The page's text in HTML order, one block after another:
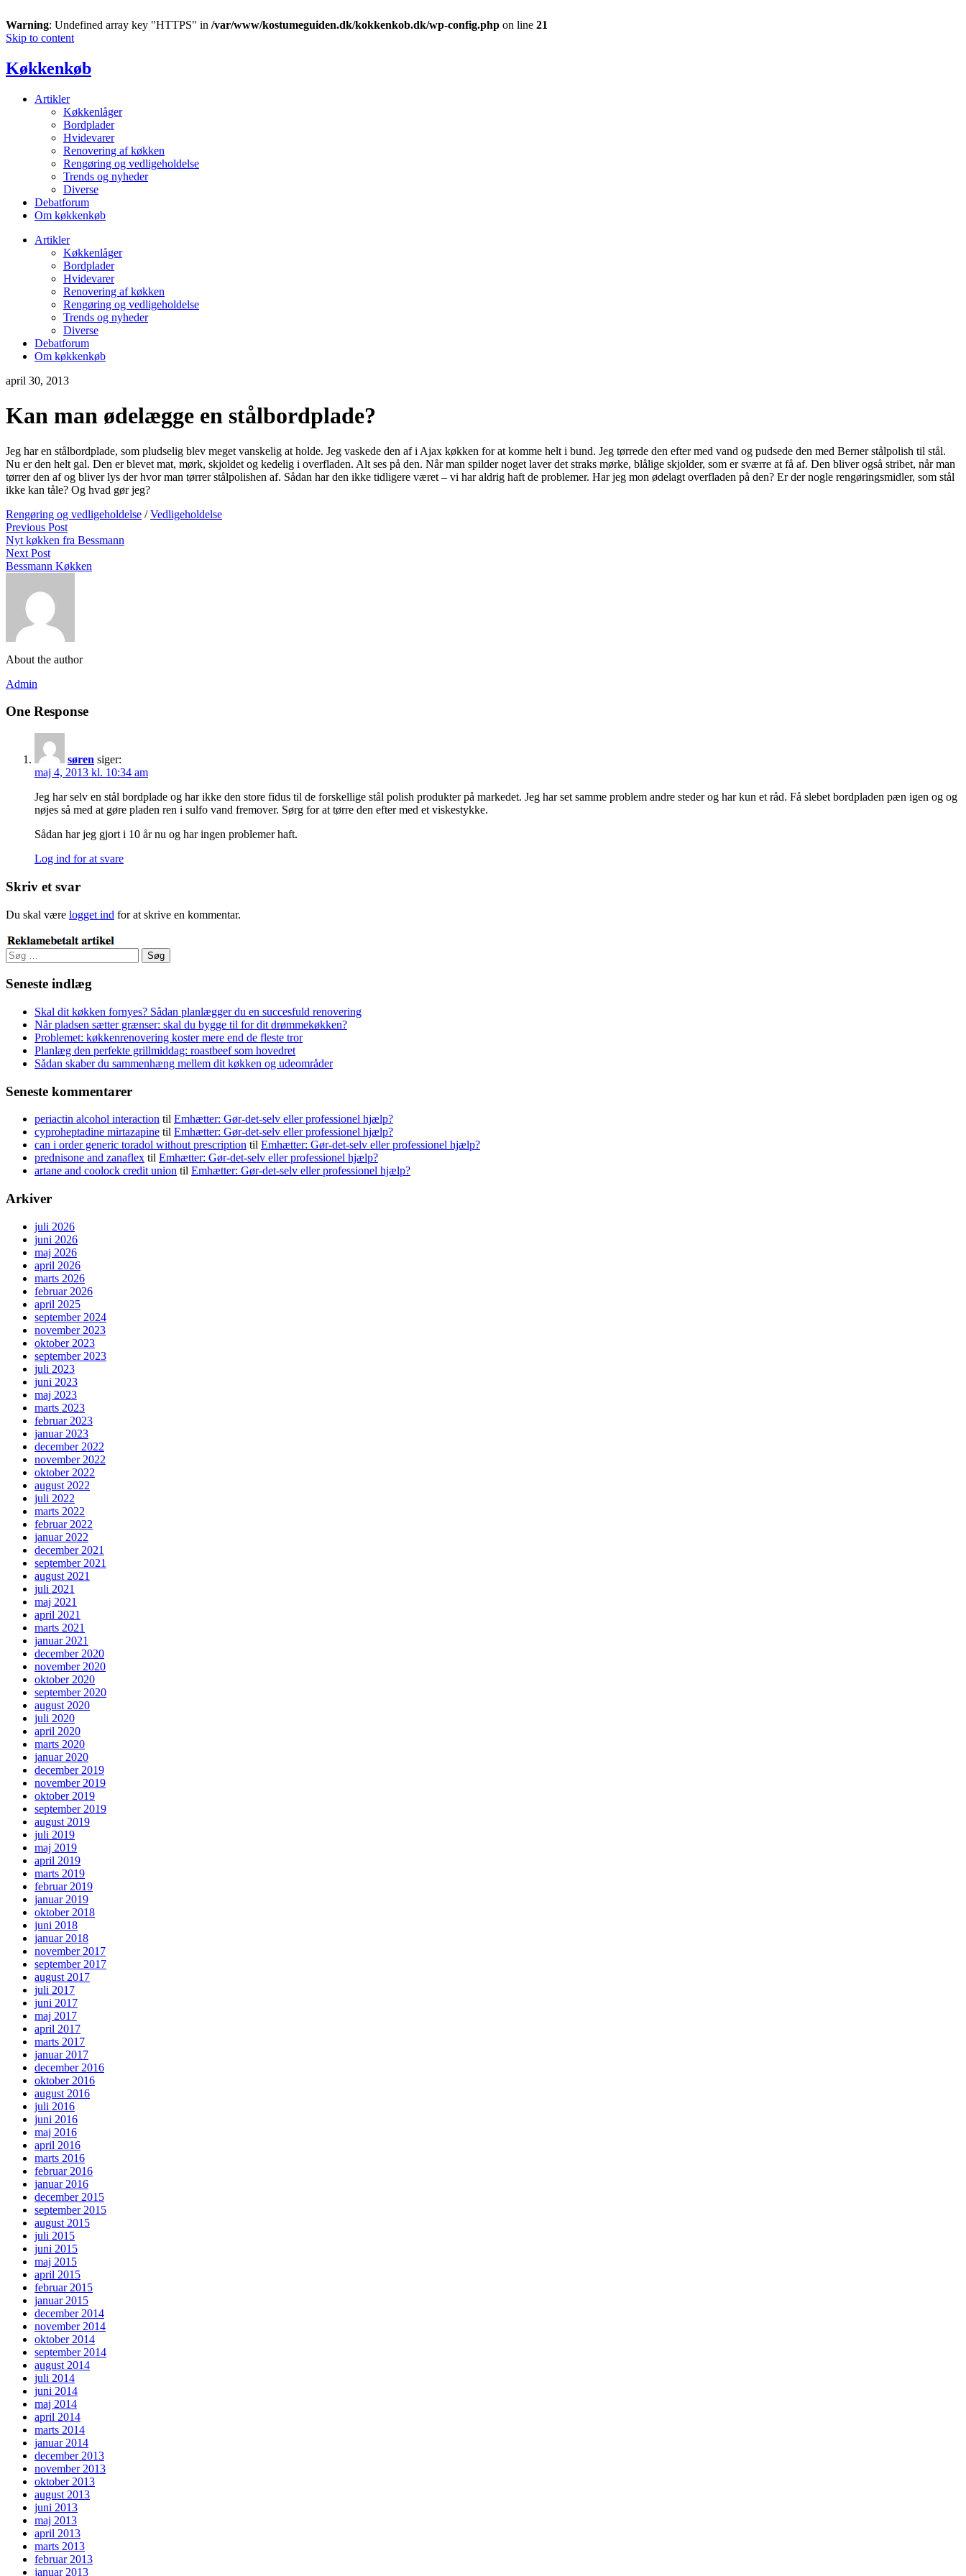
Warning: Undefined array key "HTTPS" in /var/www/kostumeguiden.dk/kokkenkob.dk/wp-config.php on line 21
Skip to content
Køkkenkøb
Artikler
Køkkenlåger
Bordplader
Hvidevarer
Renovering af køkken
Rengøring og vedligeholdelse
Trends og nyheder
Diverse
Debatforum
Om køkkenkøb
Artikler
Køkkenlåger
Bordplader
Hvidevarer
Renovering af køkken
Rengøring og vedligeholdelse
Trends og nyheder
Diverse
Debatforum
Om køkkenkøb
april 30, 2013
Kan man ødelægge en stålbordplade?
Jeg har en stålbordplade, som pludselig blev meget vanskelig at holde. Jeg vaskede den af i Ajax køkken for at komme helt i bund. Jeg tørrede den efter med vand og pudsede den med Berner stålpolish til stål.
Nu er den helt gal. Den er blevet mat, mørk, skjoldet og kedelig i overfladen. Alt ses på den. Når man spilder noget laver det straks mørke, blålige skjolder, som er sværre at få af. Den bliver også stribet, når man
tørrer den af og bliver lys der hvor man tørrer stålpolishen af. Sådan har den ikke tidligere været – vi har aldrig haft de problemer. Har jeg mon ødelagt overfladen på den? Er der nogle rengøringsmidler, som stål
ikke kan tåle? Og hvad gør jeg?
Rengøring og vedligeholdelse /Vedligeholdelse
Previous Post
Nyt køkken fra Bessmann
Next Post
Bessmann Køkken
About the author
Admin
One Response
søren siger:
maj 4, 2013 kl. 10:34 am
Jeg har selv en stål bordplade og har ikke den store fidus til de forskellige stål polish produkter på markedet. Jeg har set samme problem andre steder og har kun et råd. Få slebet bordpladen pæn igen og og
nøjes så med at gøre pladen ren i sulfo vand fremover. Sørg for at tørre den efter med et viskestykke.
Sådan har jeg gjort i 10 år nu og har ingen problemer haft.
Log ind for at svare
Skriv et svar
Du skal være logget ind for at skrive en kommentar.
Søg
efter:
Seneste indlæg
Skal dit køkken fornyes? Sådan planlægger du en succesfuld renovering
Når pladsen sætter grænser: skal du bygge til for dit drømmekøkken?
Problemet: køkkenrenovering koster mere end de fleste tror
Planlæg den perfekte grillmiddag: roastbeef som hovedret
Sådan skaber du sammenhæng mellem dit køkken og udeområder
Seneste kommentarer
periactin alcohol interaction til Emhætter: Gør-det-selv eller professionel hjælp?
cyproheptadine mirtazapine til Emhætter: Gør-det-selv eller professionel hjælp?
can i order generic toradol without prescription til Emhætter: Gør-det-selv eller professionel hjælp?
prednisone and zanaflex til Emhætter: Gør-det-selv eller professionel hjælp?
artane and coolock credit union til Emhætter: Gør-det-selv eller professionel hjælp?
Arkiver
juli 2026
juni 2026
maj 2026
april 2026
marts 2026
februar 2026
april 2025
september 2024
november 2023
oktober 2023
september 2023
juli 2023
juni 2023
maj 2023
marts 2023
februar 2023
januar 2023
december 2022
november 2022
oktober 2022
august 2022
juli 2022
marts 2022
februar 2022
januar 2022
december 2021
september 2021
august 2021
juli 2021
maj 2021
april 2021
marts 2021
januar 2021
december 2020
november 2020
oktober 2020
september 2020
august 2020
juli 2020
april 2020
marts 2020
januar 2020
december 2019
november 2019
oktober 2019
september 2019
august 2019
juli 2019
maj 2019
april 2019
marts 2019
februar 2019
januar 2019
oktober 2018
juni 2018
januar 2018
november 2017
september 2017
august 2017
juli 2017
juni 2017
maj 2017
april 2017
marts 2017
januar 2017
december 2016
oktober 2016
august 2016
juli 2016
juni 2016
maj 2016
april 2016
marts 2016
februar 2016
januar 2016
december 2015
september 2015
august 2015
juli 2015
juni 2015
maj 2015
april 2015
februar 2015
januar 2015
december 2014
november 2014
oktober 2014
september 2014
august 2014
juli 2014
juni 2014
maj 2014
april 2014
marts 2014
januar 2014
december 2013
november 2013
oktober 2013
august 2013
juni 2013
maj 2013
april 2013
marts 2013
februar 2013
januar 2013